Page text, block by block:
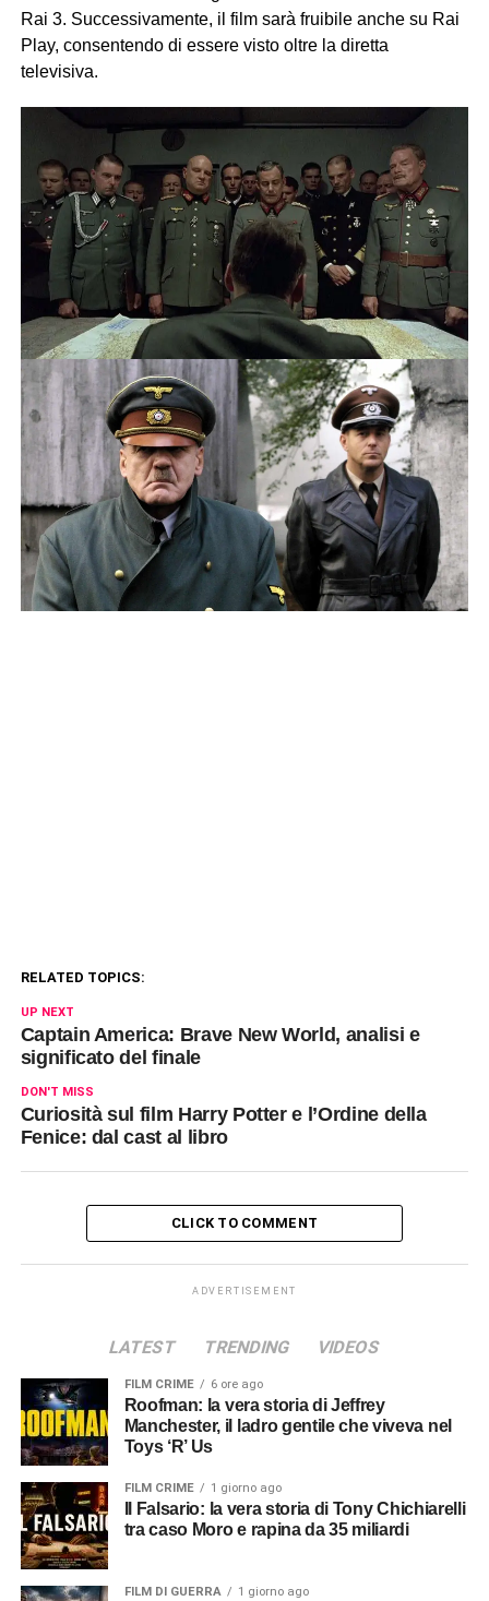
Rai 3. Successivamente, il film sarà fruibile anche su Rai
Play, consentendo di essere visto oltre la diretta
televisiva.
RELATED TOPICS:
UP NEXT
Captain America: Brave New World, analisi e
significato del finale
DON'T MISS
Curiosità sul film Harry Potter e l’Ordine della
Fenice: dal cast al libro
CLICK TO COMMENT
ADVERTISEMENT
LATEST TRENDING VIDEOS
FILM CRIME 6 ore ago
Roofman: la vera storia di Jeffrey
Manchester, il ladro gentile che viveva nel
Toys ‘R’ Us
FILM CRIME 1 giorno ago
tra caso Moro e rapina da 35 miliardi
FILM DI GUERRA 1 giorno ago